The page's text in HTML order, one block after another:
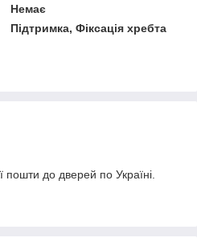
Немає
Підтримка, Фіксація хребта
пошти до дверей по Україні.